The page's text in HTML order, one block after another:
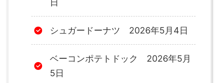
日
シュガードーナツ 2026年5月4日
ベーコンポテトドック 2026年5月
5日